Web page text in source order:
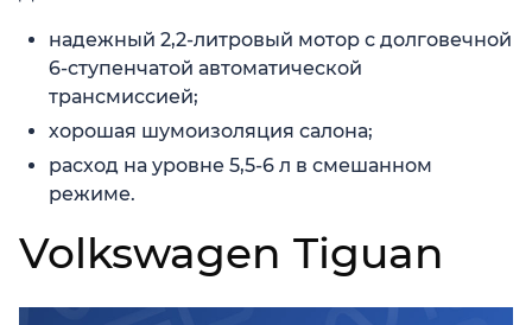
надежный 2,2-литровый мотор с долговечной
6-ступенчатой автоматической
трансмиссией;
хорошая шумоизоляция салона;
расход на уровне 5,5-6 л в смешанном
режиме.
Volkswagen Tiguan